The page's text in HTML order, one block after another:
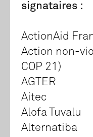
signataires :
ActionAid
Action non-
COP 21)
AGTER
Aitec
Alofa Tuvalu
Alternatiba